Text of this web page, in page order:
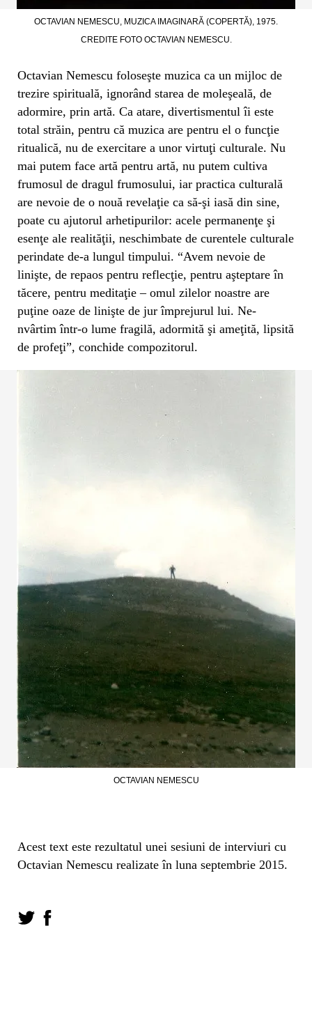
OCTAVIAN NEMESCU, MUZICA IMAGINARĂ (COPERTĂ), 1975.
CREDITE FOTO OCTAVIAN NEMESCU.
Octavian Nemescu foloseşte muzica ca un mijloc de
trezire spirituală, ignorând starea de moleşeală, de
adormire, prin artă. Ca atare, divertismentul îi este
total străin, pentru că muzica are pentru el o funcţie
ritualică, nu de exercitare a unor virtuţi culturale. Nu
mai putem face artă pentru artă, nu putem cultiva
frumosul de dragul frumosului, iar practica culturală
are nevoie de o nouă revelaţie ca să-şi iasă din sine,
poate cu ajutorul arhetipurilor: acele permanenţe şi
esenţe ale realităţii, neschimbate de curentele culturale
perindate de-a lungul timpului. “Avem nevoie de
linişte, de repaos pentru reflecţie, pentru aşteptare în
tăcere, pentru meditaţie – omul zilelor noastre are
puţine oaze de linişte de jur împrejurul lui. Ne-
nvârtim într-o lume fragilă, adormită şi ameţită, lipsită
de profeţi”, conchide compozitorul.
OCTAVIAN NEMESCU
Acest text este rezultatul unei sesiuni de interviuri cu
Octavian Nemescu realizate în luna septembrie 2015.